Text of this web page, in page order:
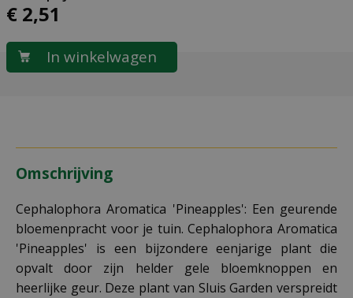
€ 2,51
Omschrijving
Cephalophora Aromatica 'Pineapples': Een geurende
bloemenpracht voor je tuin. Cephalophora Aromatica
'Pineapples' is een bijzondere eenjarige plant die
opvalt door zijn helder gele bloemknoppen en
heerlijke geur. Deze plant van Sluis Garden verspreidt